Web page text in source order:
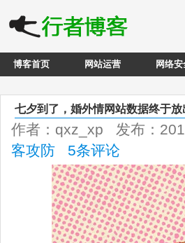
博客首页 网站运营 网络安
七夕到了，婚外情网站数据终于放
作者：qxz_xp 发布：
客攻防
5条评论